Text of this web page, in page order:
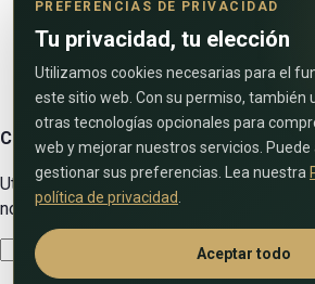
PREFERENCIAS DE PRIVACIDAD
Tu privacidad, tu elección
Utilizamos cookies necesarias para el
este sitio web. Con su permiso, también
otras tecnologías opcionales para
web y mejorar nuestros servicios.
gestionar sus preferencias. Lea nuestra
política de privacidad
Aceptar todo
Contáctenos
Utilice el siguiente formulario para
nosotros!